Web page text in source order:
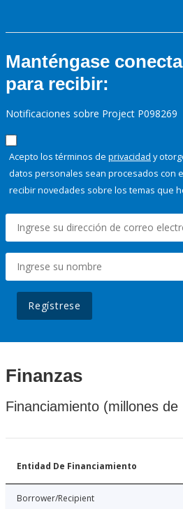
Manténgase
para recibir:
Notificaciones sobre Project P098269
Acepto los términos de privacidad y
datos personales sean procesados con
recibir novedades sobre los temas que
Regístrese
Finanzas
Financiamiento (millones de
Entidad De Financiamiento
Borrower/Recipient